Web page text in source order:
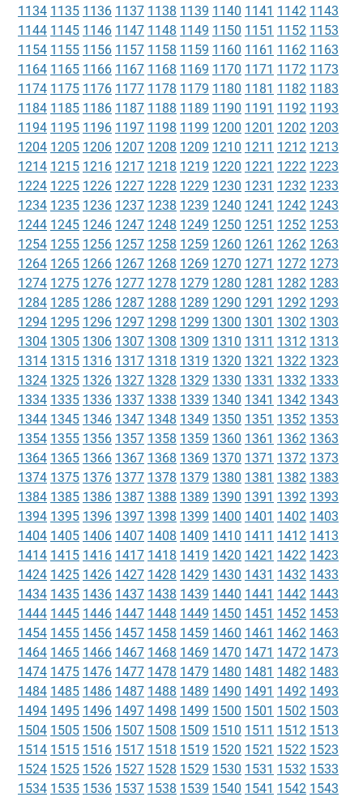
1134 1135 1136 1137 1138 1139 1140 1141 1142 1143
1144 1145 1146 1147 1148 1149 1150 1151 1152 1153
1154 1155 1156 1157 1158 1159 1160 1161 1162 1163
1164 1165 1166 1167 1168 1169 1170 1171 1172 1173
1174 1175 1176 1177 1178 1179 1180 1181 1182 1183
1184 1185 1186 1187 1188 1189 1190 1191 1192 1193
1194 1195 1196 1197 1198 1199 1200 1201 1202 1203
1204 1205 1206 1207 1208 1209 1210 1211 1212 1213
1214 1215 1216 1217 1218 1219 1220 1221 1222 1223
1224 1225 1226 1227 1228 1229 1230 1231 1232 1233
1234 1235 1236 1237 1238 1239 1240 1241 1242 1243
1244 1245 1246 1247 1248 1249 1250 1251 1252 1253
1254 1255 1256 1257 1258 1259 1260 1261 1262 1263
1264 1265 1266 1267 1268 1269 1270 1271 1272 1273
1274 1275 1276 1277 1278 1279 1280 1281 1282 1283
1284 1285 1286 1287 1288 1289 1290 1291 1292 1293
1294 1295 1296 1297 1298 1299 1300 1301 1302 1303
1304 1305 1306 1307 1308 1309 1310 1311 1312 1313
1314 1315 1316 1317 1318 1319 1320 1321 1322 1323
1324 1325 1326 1327 1328 1329 1330 1331 1332 1333
1334 1335 1336 1337 1338 1339 1340 1341 1342 1343
1344 1345 1346 1347 1348 1349 1350 1351 1352 1353
1354 1355 1356 1357 1358 1359 1360 1361 1362 1363
1364 1365 1366 1367 1368 1369 1370 1371 1372 1373
1374 1375 1376 1377 1378 1379 1380 1381 1382 1383
1384 1385 1386 1387 1388 1389 1390 1391 1392 1393
1394 1395 1396 1397 1398 1399 1400 1401 1402 1403
1404 1405 1406 1407 1408 1409 1410 1411 1412 1413
1414 1415 1416 1417 1418 1419 1420 1421 1422 1423
1424 1425 1426 1427 1428 1429 1430 1431 1432 1433
1434 1435 1436 1437 1438 1439 1440 1441 1442 1443
1444 1445 1446 1447 1448 1449 1450 1451 1452 1453
1454 1455 1456 1457 1458 1459 1460 1461 1462 1463
1464 1465 1466 1467 1468 1469 1470 1471 1472 1473
1474 1475 1476 1477 1478 1479 1480 1481 1482 1483
1484 1485 1486 1487 1488 1489 1490 1491 1492 1493
1494 1495 1496 1497 1498 1499 1500 1501 1502 1503
1504 1505 1506 1507 1508 1509 1510 1511 1512 1513
1514 1515 1516 1517 1518 1519 1520 1521 1522 1523
1524 1525 1526 1527 1528 1529 1530 1531 1532 1533
1534 1535 1536 1537 1538 1539 1540 1541 1542 1543